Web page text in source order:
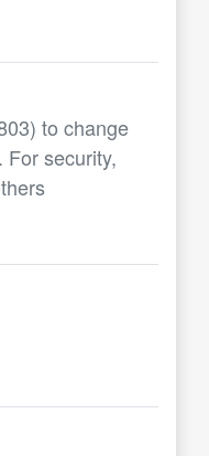
to change
For security,